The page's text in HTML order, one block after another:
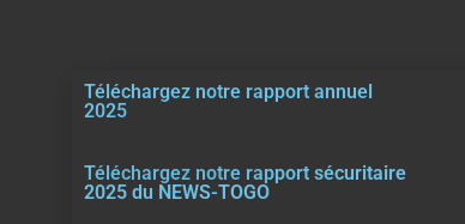
Téléchargez notre rapport annuel
2025
Téléchargez notre rapport sécuritaire
2025 du NEWS-TOGO